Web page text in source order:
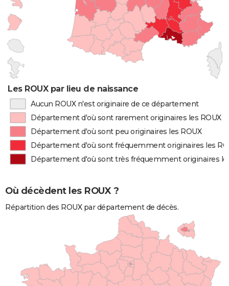
Les ROUX par lieu de naissance
Aucun ROUX n'est originaire de ce département
Département d'où sont rarement originaires les ROUX
Département d'où sont peu originaires les ROUX
Département d'où sont fréquemment originaires les
Département d'où sont très fréquemment originaires
Où décèdent les ROUX ?
Répartition des ROUX par département de décès.